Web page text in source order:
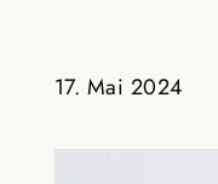
17. Mai 2024